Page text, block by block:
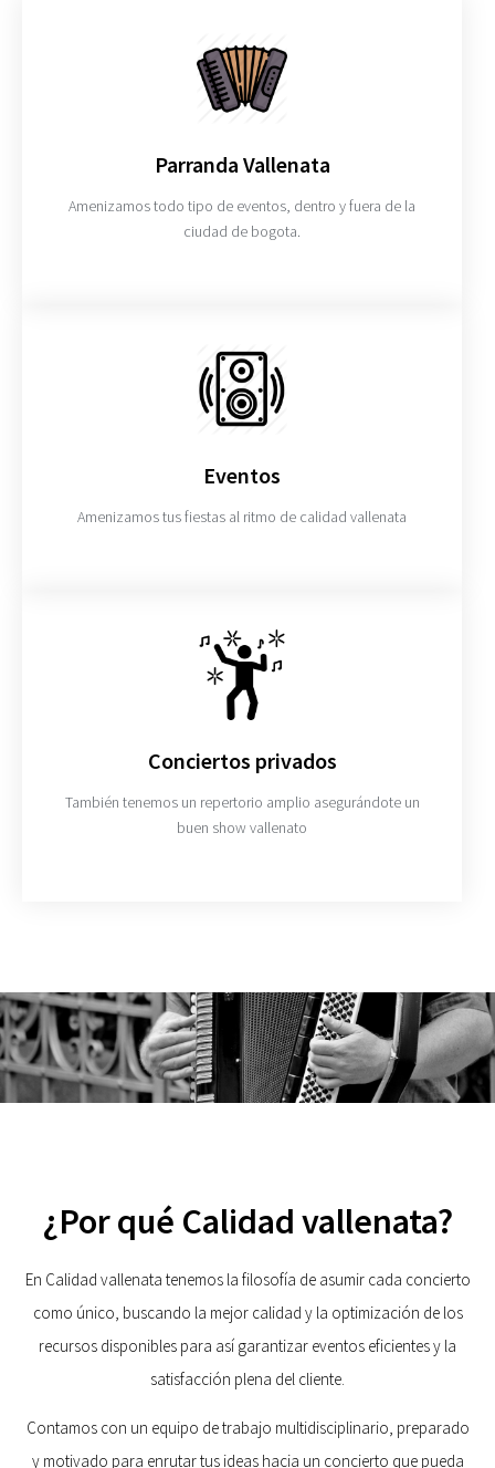
Parranda Vallenata
Amenizamos todo tipo de eventos, dentro y fuera de la
ciudad de bogota.
Eventos
Amenizamos tus fiestas al ritmo de calidad vallenata
Conciertos privados
También tenemos un repertorio amplio asegurándote un
buen show vallenato
¿Por qué Calidad vallenata?
En Calidad vallenata tenemos la filosofía de asumir cada concierto
como único, buscando la mejor calidad y la optimización de los
recursos disponibles para así garantizar eventos eficientes y la
satisfacción plena del cliente.
Contamos con un equipo de trabajo multidisciplinario, preparado
y motivado para enrutar tus ideas hacia un concierto que pueda